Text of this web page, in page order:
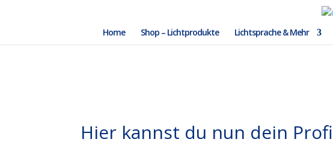
Home Shop – Lichtprodukte Lichtsprache & Mehr
Hier kannst du nun dein